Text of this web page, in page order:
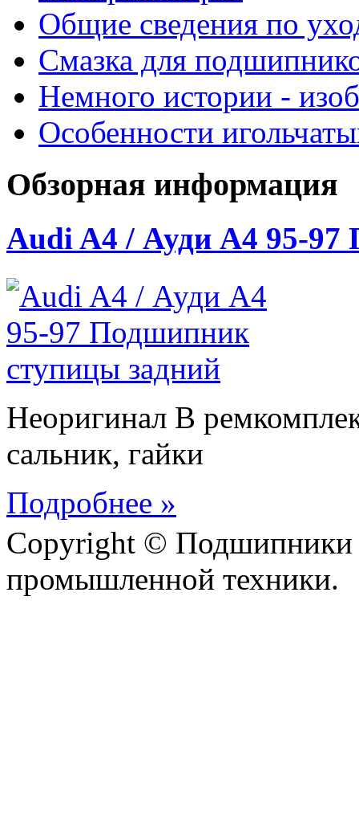
Общие сведения по
Смазка для
Немного истории -
Особенности
Обзорная информация
Audi A4 / Ауди А4 95-97
Неоригинал В
сальник, гайки
Подробнее »
Copyright © Подшипники
промышленной техники.